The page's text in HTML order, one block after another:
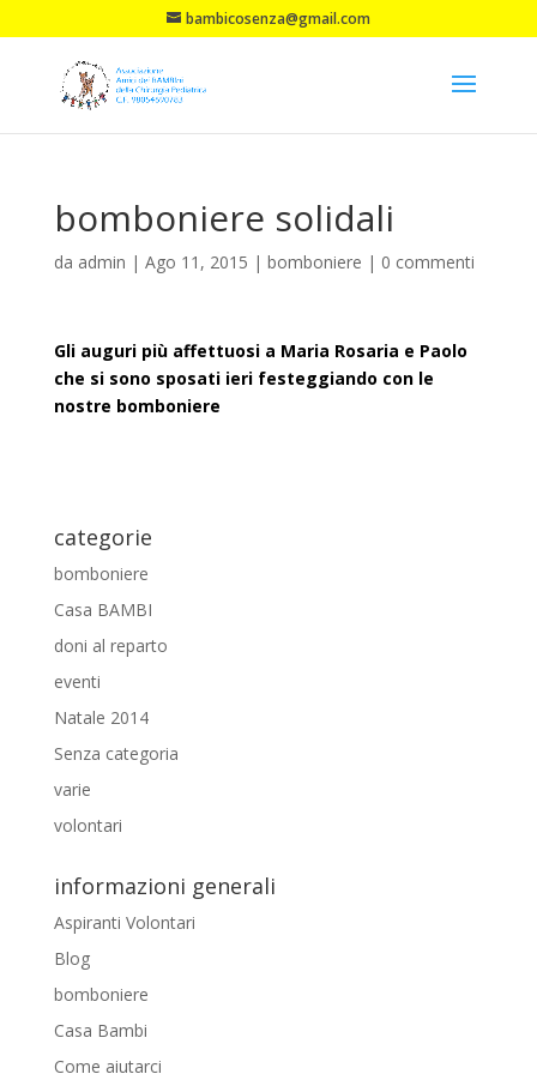
bambicosenza@gmail.com
bomboniere solidali
da admin | Ago 11, 2015 | bomboniere | 0 commenti
Gli auguri più affettuosi a Maria Rosaria e Paolo
che si sono sposati ieri festeggiando con le
nostre bomboniere
categorie
bomboniere
Casa BAMBI
doni al reparto
eventi
Natale 2014
Senza categoria
varie
volontari
informazioni generali
Aspiranti Volontari
Blog
bomboniere
Casa Bambi
Come aiutarci